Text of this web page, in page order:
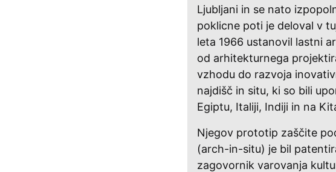
Ljubljani in se nato
poklicne poti je deloval v
leta 1966 ustanovil lastni
od arhitekturnega
vzhodu do razvoja
najdišč in situ, ki so bili
Egiptu, Italiji, Indiji in na
Njegov prototip zaščite
(arch-in-situ) je bil
zagovornik varovanja